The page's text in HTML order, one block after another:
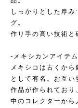
しっかりとした厚み
グ。
作り手の高い技術と
-メキシカンアイテ
メキシコは古くか
として有名。お互
作品が作られており
中のコレクターから